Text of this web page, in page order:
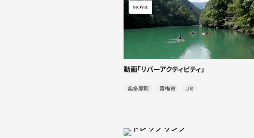
動画「リバーアクティビティ」
奥多摩町 青梅市 JR